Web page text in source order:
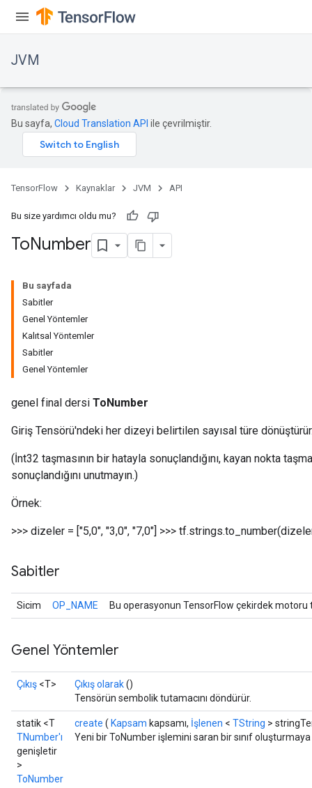
JVM
Bu sayfa, Cloud Translation API ile çevrilmiştir.
TensorFlow Kaynaklar JVM API
Bu size yardımcı oldu mu?
ToNumber
Bu sayfada
Sabitler
Genel Yöntemler
Kalıtsal Yöntemler
Sabitler
Genel Yöntemler
genel final dersi ToNumber
Giriş Tensörü'ndeki her dizeyi belirtilen sayısal türe
(İnt32 taşmasının bir hatayla sonuçlandığını, kayan nokta
sonuçlandığını unutmayın.)
Örnek:
>>> dizeler = ["5,0", "3,0", "7,0"] >>>
Sabitler
Sicim OP_NAME Bu operasyonun TensorFlow çekirdek motoru
Genel Yöntemler
Çıkış <T> Çıkış olarak()
Tensörün sembolik tutamacını döndürür.
statik <T
TNumber'ı
genişletir
>
ToNumber
create ( Kapsam kapsamı, İşlenen < TString >
Yeni bir ToNumber işlemini saran bir sınıf